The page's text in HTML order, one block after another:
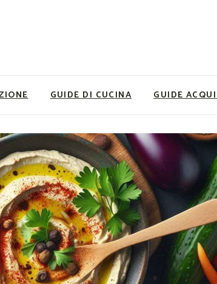
tavola
GUIDE DI CUCINA GUIDE
Video